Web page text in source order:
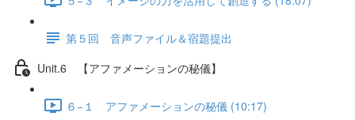
第５回 音声ファイル＆宿題提出
Unit.6 【アファメーションの秘儀】
６−１ アファメーションの秘儀 (10:17)